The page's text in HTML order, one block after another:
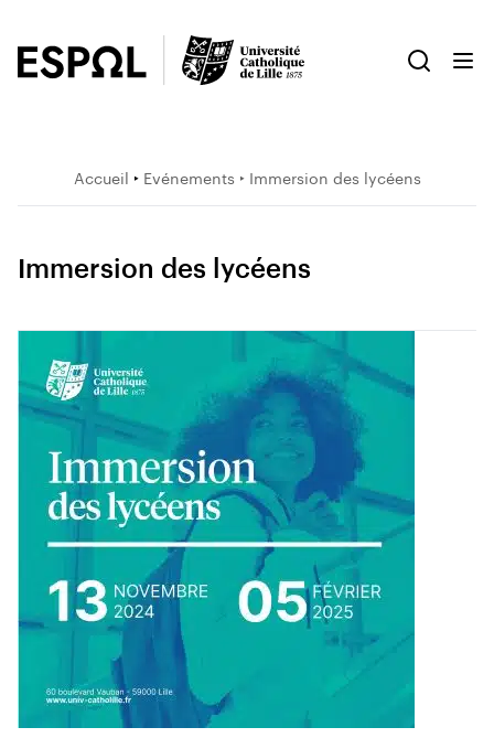
Accueil ‣ Evénements ‣ Immersion des lycéens
Immersion des lycéens